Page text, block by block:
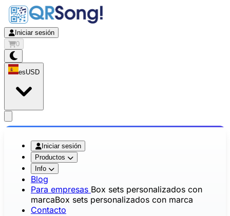
Iniciar sesión
0
esUSD
Iniciar sesión
Productos
Info
Blog
Para empresas Box sets personalizados con
marcaBox sets personalizados con marca
Contacto